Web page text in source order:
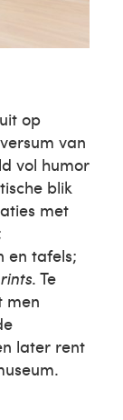
op
van
vol humor
blik
met
en tafels;
. Te
men
later rent